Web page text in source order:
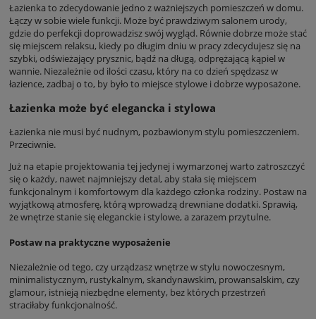
Łazienka to zdecydowanie jedno z ważniejszych pomieszczeń w domu.
Łączy w sobie wiele funkcji. Może być prawdziwym salonem urody,
gdzie do perfekcji doprowadzisz swój wygląd. Równie dobrze może stać
się miejscem relaksu, kiedy po długim dniu w pracy zdecydujesz się na
szybki, odświeżający prysznic, bądź na długą, odprężającą kąpiel w
wannie. Niezależnie od ilości czasu, który na co dzień spędzasz w
łazience, zadbaj o to, by było to miejsce stylowe i dobrze wyposażone.
Łazienka może być elegancka i stylowa
Łazienka nie musi być nudnym, pozbawionym stylu pomieszczeniem.
Przeciwnie.
Już na etapie projektowania tej jedynej i wymarzonej warto zatroszczyć
się o każdy, nawet najmniejszy detal, aby stała się miejscem
funkcjonalnym i komfortowym dla każdego członka rodziny. Postaw na
wyjątkową atmosferę, którą wprowadzą drewniane dodatki. Sprawią,
że wnętrze stanie się eleganckie i stylowe, a zarazem przytulne.
Postaw na praktyczne wyposażenie
Niezależnie od tego, czy urządzasz wnętrze w stylu nowoczesnym,
minimalistycznym, rustykalnym, skandynawskim, prowansalskim, czy
glamour, istnieją niezbędne elementy, bez których przestrzeń
straciłaby funkcjonalność.